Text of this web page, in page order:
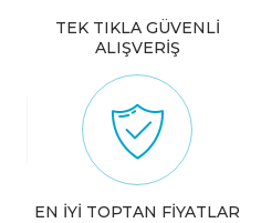
TEK TIKLA GÜVENLİ
ALIŞVERİŞ
EN İYİ TOPTAN FİYATLAR